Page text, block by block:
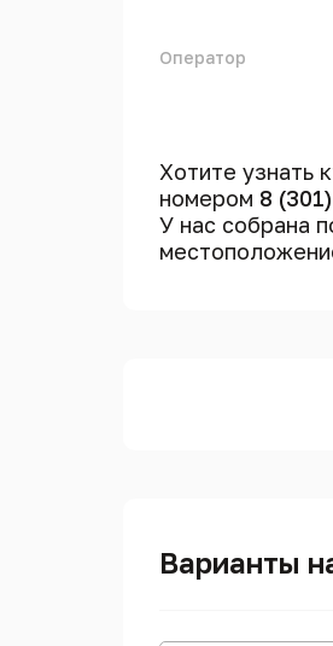
Оператор
Хотите узнать
номером 8
У нас собрана
Варианты